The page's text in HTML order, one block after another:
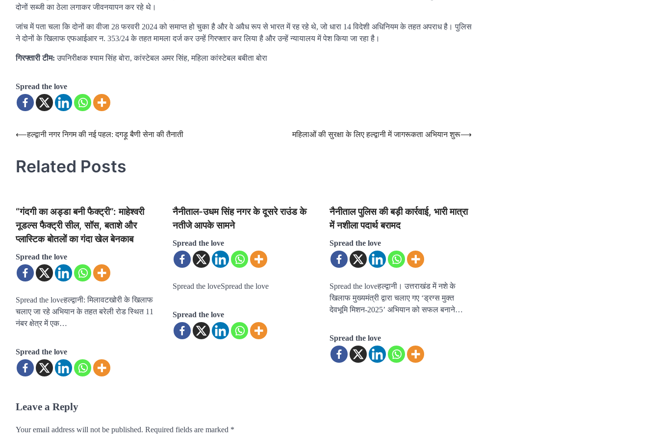
दोनों सब्जी का ठेला लगाकर जीवनयापन कर रहे थे।
जांच में पता चला कि दोनों का वीजा 28 फरवरी 2024 को समाप्त हो चुका है और वे अवैध रूप से भारत में रह रहे थे, जो धारा 14 विदेशी अधिनियम के तहत अपराध है। पुलिस
ने दोनों के खिलाफ एफआईआर न. 353/24 के तहत मामला दर्ज कर उन्हें गिरफ्तार कर लिया है और उन्हें न्यायालय में पेश किया जा रहा है।
गिरफ्तारी टीम: उपनिरीक्षक श्याम सिंह बोरा, कांस्टेबल अमर सिंह, महिला कांस्टेबल बबीता बोरा
Spread the love
Post
⟵हल्द्वानी नगर निगम की नई पहल: दगड़ू बैणी सेना की तैनाती महिलाओं की सुरक्षा के लिए हल्द्वानी में जागरूकता अभियान शुरू⟶
Related Posts
“गंदगी का अड्डा बनी फैक्ट्री”: माहेश्वरी
नूडल्स फैक्ट्री सील, सॉस, बताशे और
प्लास्टिक बोतलों का गंदा खेल बेनकाब
Spread the love
Spread the loveहल्द्वानी: मिलावटखोरी के खिलाफ
चलाए जा रहे अभियान के तहत बरेली रोड स्थित 11
नंबर क्षेत्र में एक…
Spread the love
नैनीताल-उधम सिंह नगर के दूसरे राउंड के
नतीजे आपके सामने
Spread the love
Spread the loveSpread the love
Spread the love
नैनीताल पुलिस की बड़ी कार्रवाई, भारी मात्रा
में नशीला पदार्थ बरामद
Spread the love
Spread the loveहल्द्वानी। उत्तराखंड में नशे के
खिलाफ मुख्यमंत्री द्वारा चलाए गए ‘ड्रग्स मुक्त
देवभूमि मिशन-2025’ अभियान को सफल बनाने…
Spread the love
Leave a Reply
Your email address will not be published. Required fields are marked *